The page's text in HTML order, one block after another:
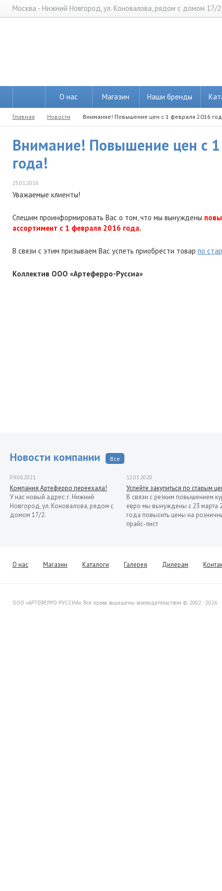
Москва - Нижний Новгород, ул. Коновалова, рядом с домом 17/2
О нас Магазин Наши бренды
Главная Новости Внимание! Повышение цен с 1 февраля 2016
Внимание! Повышение цен с
года!
25.01.2016
Уважаемые клиенты!
Спешим проинформировать Вас о том, что мы вынуждены
ассортимент с 1 февраля 2016 года.
В связи с этим призываем Вас успеть приобрести товар по
Коллектив ООО «Артеферро-Руссиа»
Новости компании Все
09.06.2021
Компания Артеферро переехала!
У нас новый адрес: г. Нижний
Новгород, ул. Коновалова, рядом с
домом 17/2.
12.03.2020
Успейте закупиться по старым
В связи с резким повышением
евро мы вынуждены с 23 марта
года повысить цены на
прайс-лист
Уважаемые клиенты! Представляем
Вашему вниманию распродажу
О нас Магазин Каталоги Галерея Дилерам
ООО «АРТЕФЕРРО-РУССИА». Все права защищены законодательством © 2002 - 2026